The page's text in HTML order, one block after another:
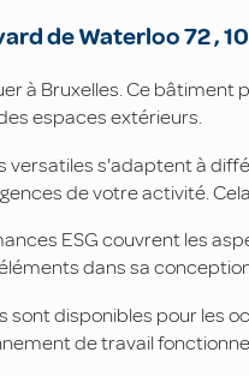
de Waterloo72,
à Bruxelles. Ce
espaces extérieurs.
versatiles s'adaptent à
de votre activité.
ESG couvrent les
dans sa
sont disponibles pour les
de travail